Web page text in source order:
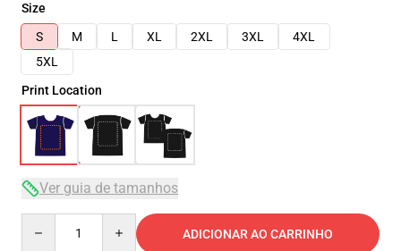
Size
S
M L XL 2XL 3XL
4XL
5XL
Print Location
Ver guia de tamanhos
ADICIONAR AO CARRINHO